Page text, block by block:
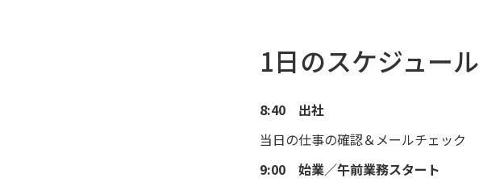
1日のスケジュール
8:40 出社
当日の仕事の確認＆メールチェック
9:00 始業／午前業務スタート